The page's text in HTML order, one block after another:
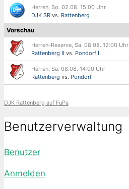
Herren, So. 02.08. 15:00 Uhr
DJK SR vs. Rattenberg
Vorschau
Herren-Reserve, Sa. 08.08. 12:00 Uhr
Rattenberg II vs. Pondorf II
Herren, Sa. 08.08. 14:00 Uhr
Rattenberg vs. Pondorf
DJK Rattenberg auf FuPa
Benutzerverwaltung
Benutzer
Anmelden